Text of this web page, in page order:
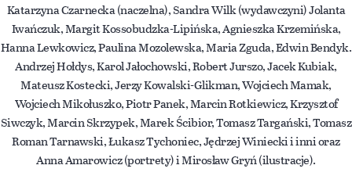
Katarzyna Czarnecka (naczelna), Sandra Wilk (wydawczyni) Jolanta
Iwańczuk, Margit Kossobudzka-Lipińska, Agnieszka Krzemińska,
Hanna Lewkowicz, Paulina Mozolewska, Maria Zguda, Edwin Bendyk.
Andrzej Hołdys, Karol Jałochowski, Robert Jurszo, Jacek Kubiak,
Mateusz Kostecki, Jerzy Kowalski-Glikman, Wojciech Mamak,
Wojciech Mikołuszko, Piotr Panek, Marcin Rotkiewicz, Krzysztof
Siwczyk, Marcin Skrzypek, Marek Ścibior, Tomasz Targański, Tomasz
Roman Tarnawski, Łukasz Tychoniec, Jędrzej Winiecki i inni oraz
Anna Amarowicz (portrety) i Mirosław Gryń (ilustracje).